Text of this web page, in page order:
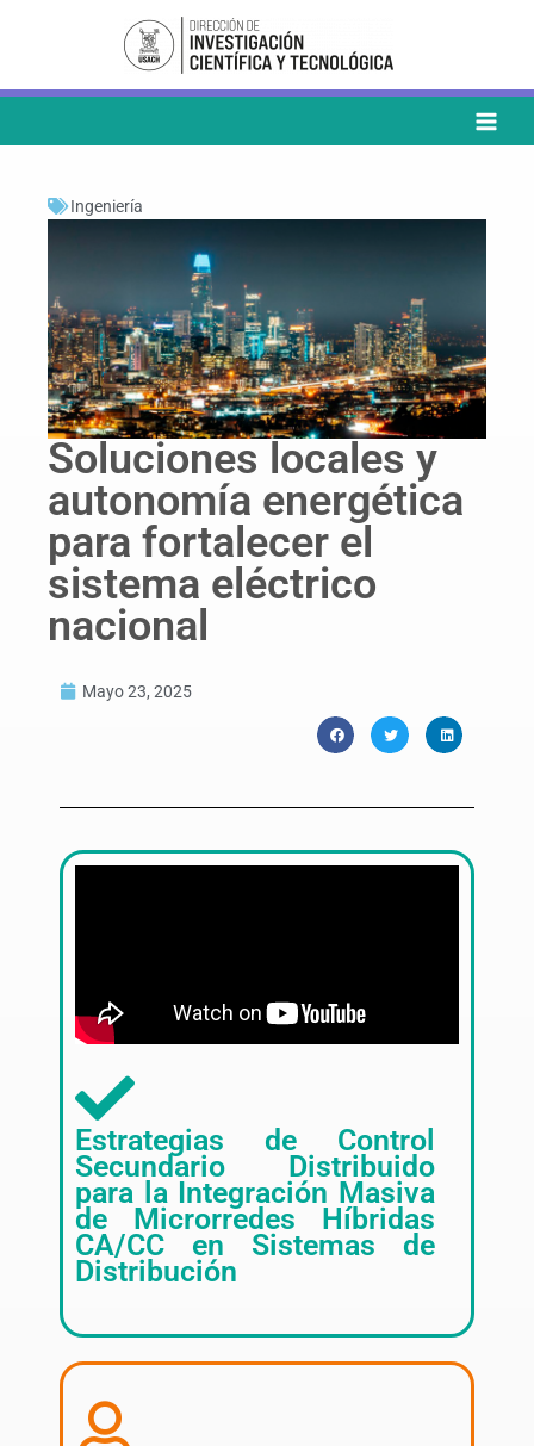
Ingeniería
Soluciones locales y
autonomía energética
para fortalecer el
sistema eléctrico
nacional
Mayo 23, 2025
Estrategias de Control
Secundario Distribuido
para la Integración Masiva
de Microrredes Híbridas
CA/CC en Sistemas de
Distribución